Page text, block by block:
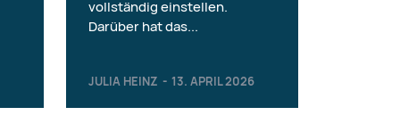
JULIA HEINZ - 13. APRIL 2026
vollständig einstellen.
Darüber hat das...